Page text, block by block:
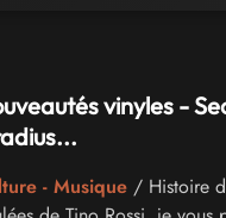
vinyles -
- Musique/ Histoire